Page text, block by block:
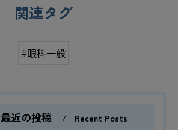
関連タグ
#眼科一般
最近の投稿 Recent Posts